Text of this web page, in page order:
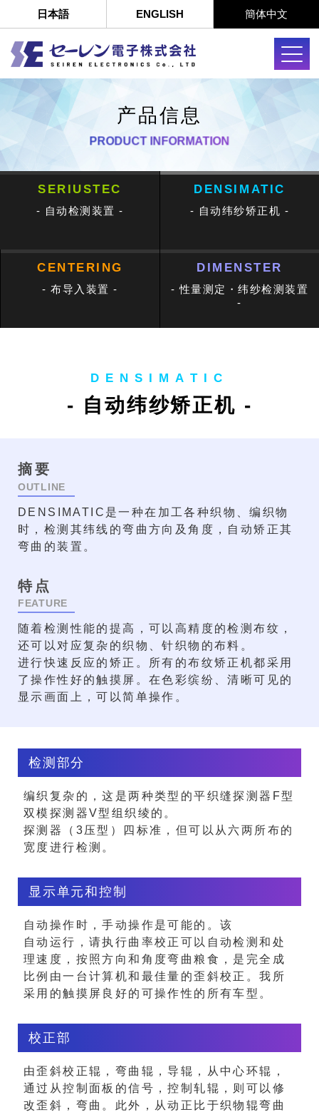
日本語 ENGLISH 簡体中文
产品信息
PRODUCT INFORMATION
SERIUSTEC
- 自动检测装置 -
DENSIMATIC
- 自动纬纱矫正机 -
CENTERING
- 布导入装置 -
DIMENSTER
- 性量测定・纬纱检测装置
-
DENSIMATIC
- 自动纬纱矫正机 -
摘要
OUTLINE
DENSIMATIC是一种在加工各种织物、编织物
时，检测其纬线的弯曲方向及角度，自动矫正其
弯曲的装置。
特点
FEATURE
随着检测性能的提高，可以高精度的检测布纹，
还可以对应复杂的织物、针织物的布料。
进行快速反应的矫正。所有的布纹矫正机都采用
了操作性好的触摸屏。在色彩缤纷、清晰可见的
显示画面上，可以简单操作。
检测部分
编织复杂的，这是两种类型的平织缝探测器F型
双模探测器V型组织绫的。
探测器（3压型）四标准，但可以从六两所布的
宽度进行检测。
显示单元和控制
自动操作时，手动操作是可能的。该
自动运行，请执行曲率校正可以自动检测和处
理速度，按照方向和角度弯曲粮食，是完全成
比例由一台计算机和最佳量的歪斜校正。我所
采用的触摸屏良好的可操作性的所有车型。
校正部
由歪斜校正辊，弯曲辊，导辊，从中心环辊，
通过从控制面板的信号，控制轧辊，则可以修
改歪斜，弯曲。此外，从动正比于织物辊弯曲